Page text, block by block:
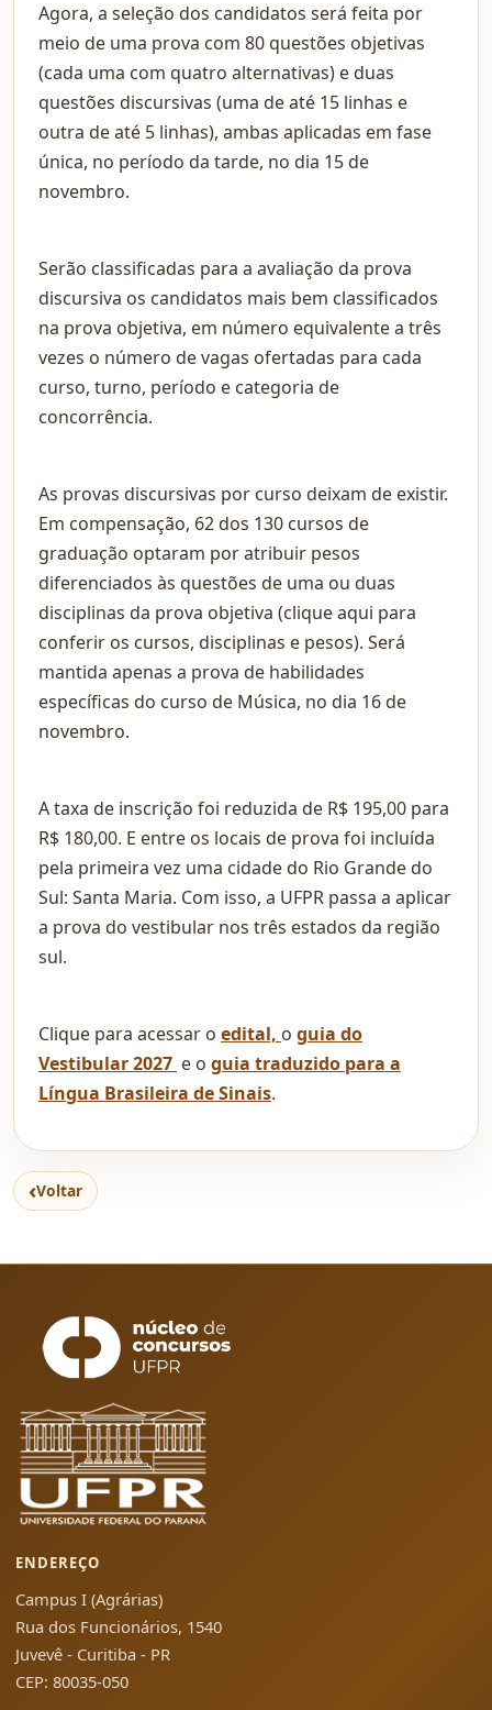
Agora, a seleção dos candidatos será feita por
meio de uma prova com 80 questões objetivas
(cada uma com quatro alternativas) e duas
questões discursivas (uma de até 15 linhas e
outra de até 5 linhas), ambas aplicadas em fase
única, no período da tarde, no dia 15 de
novembro.
Serão classificadas para a avaliação da prova
discursiva os candidatos mais bem classificados
na prova objetiva, em número equivalente a três
vezes o número de vagas ofertadas para cada
curso, turno, período e categoria de
concorrência.
As provas discursivas por curso deixam de existir.
Em compensação, 62 dos 130 cursos de
graduação optaram por atribuir pesos
diferenciados às questões de uma ou duas
disciplinas da prova objetiva (clique aqui para
conferir os cursos, disciplinas e pesos). Será
mantida apenas a prova de habilidades
específicas do curso de Música, no dia 16 de
novembro.
A taxa de inscrição foi reduzida de R$ 195,00 para
R$ 180,00. E entre os locais de prova foi incluída
pela primeira vez uma cidade do Rio Grande do
Sul: Santa Maria. Com isso, a UFPR passa a aplicar
a prova do vestibular nos três estados da região
sul.
Clique para acessar o edital, o guia do
Vestibular 2027 e o guia traduzido para a
Língua Brasileira de Sinais.
‹Voltar
ENDEREÇO
Campus I (Agrárias)
Rua dos Funcionários, 1540
Juvevê - Curitiba - PR
CEP: 80035-050